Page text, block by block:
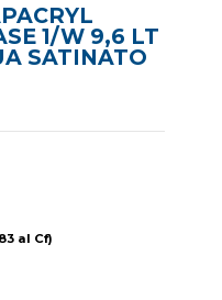
1/W 9,6 LT
SATINATO
al Cf)